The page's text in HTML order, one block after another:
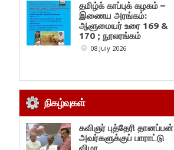
தமிழ்க் காப்புக் கழகம் –
இணைய அரங்கம்:
ஆளுமையர் உரை 169 &
170 ; நூலரங்கம்
08 July 2026
நிகழ்வுகள்
கவிஞர் புத்தேரி தானப்பன்
அவர்களுக்குப் பாராட்டு
விழா